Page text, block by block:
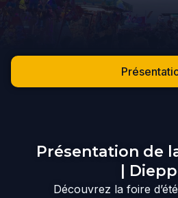
Présentation de
|
Découvrez la foire